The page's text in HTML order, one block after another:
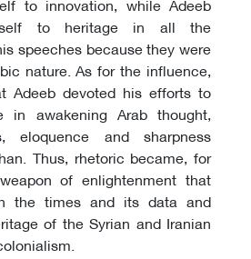
to heritage in all the
speeches because they were
nature. As for the influence,
Adeeb devoted his efforts to
in awakening Arab thought,
eloquence and sharpness
Thus, rhetoric became, for
of enlightenment that
the times and its data and
of the Syrian and Iranian